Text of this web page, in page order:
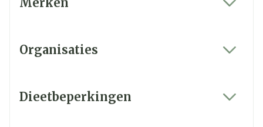
Organisaties
Dieetbeperkingen